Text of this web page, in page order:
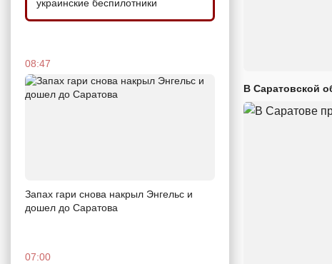
украинские беспилотники
08:47
Запах гари снова накрыл Энгельс и
дошел до Саратова
07:00
В Саратовской